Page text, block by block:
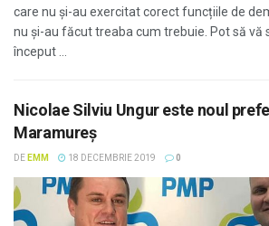
care nu și-au exercitat corect funcțiile de
nu și-au făcut treaba cum trebuie. Pot să vă
început ...
Nicolae Silviu Ungur este noul
Maramureş
DE EMM 18 DECEMBRIE 2019 0